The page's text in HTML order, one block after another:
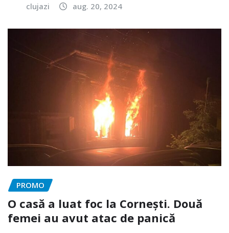
clujazi aug. 20, 2024
PROMO
O casă a luat foc la Cornești. Două
femei au avut atac de panică